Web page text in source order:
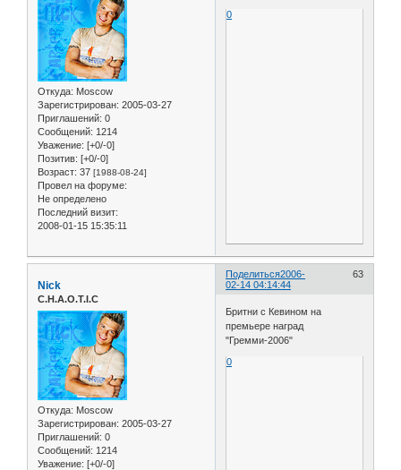
Откуда: Moscow
Зарегистрирован: 2005-03-27
Приглашений: 0
Сообщений: 1214
Уважение: [+0/-0]
Позитив: [+0/-0]
Возраст: 37 [1988-08-24]
Провел на форуме:
Не определено
Последний визит:
2008-01-15 15:35:11
0
Поделиться 63
2006-
02-14 04:14:44
Nick
C.H.A.O.T.I.C
Откуда: Moscow
Зарегистрирован: 2005-03-27
Приглашений: 0
Сообщений: 1214
Уважение: [+0/-0]
Бритни с Кевином на
премьере наград
"Гремми-2006"
0